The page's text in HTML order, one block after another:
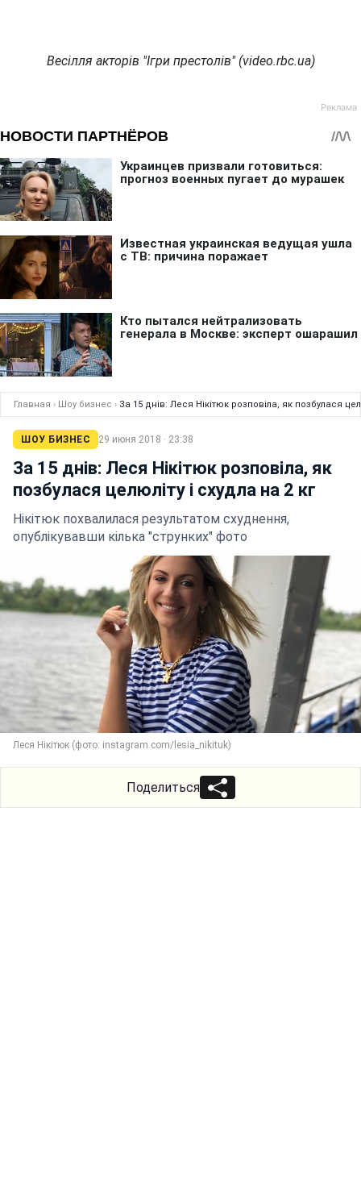
Весілля акторів "Ігри престолів" (video.rbc.ua)
Главная › Шоу бизнес › За 15 днів: Леся Нікітюк розповіла, як позбулася
ШОУ БИЗНЕС 29 июня 2018 · 23:38
За 15 днів: Леся Нікітюк розповіла, як
позбулася целюліту і схудла на 2 кг
Нікітюк похвалилася результатом схуднення,
опублікувавши кілька "струнких" фото
Леся Нікітюк (фото: instagram.com/lesia_nikituk)
Поделиться